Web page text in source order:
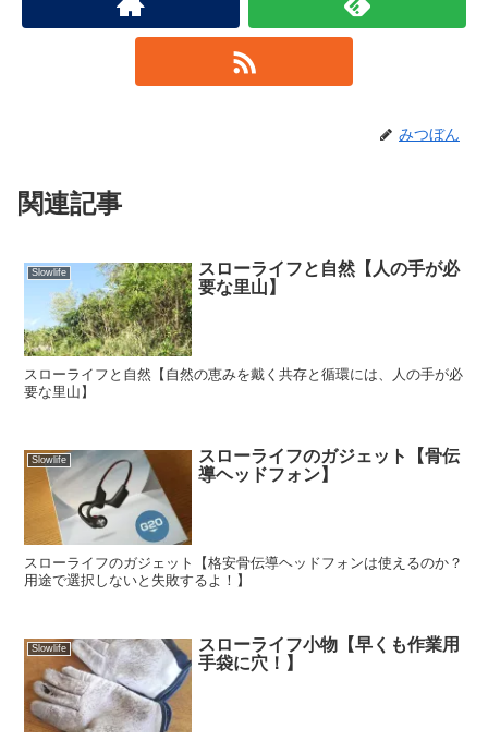
みつぼん
関連記事
Slowlife
スローライフと自然【人の手が必
要な里山】
スローライフと自然【自然の恵みを戴く共存と循環には、人の手が必
要な里山】
Slowlife
スローライフのガジェット【骨伝
導ヘッドフォン】
スローライフのガジェット【格安骨伝導ヘッドフォンは使えるのか？
用途で選択しないと失敗するよ！】
Slowlife
スローライフ小物【早くも作業用
手袋に穴！】